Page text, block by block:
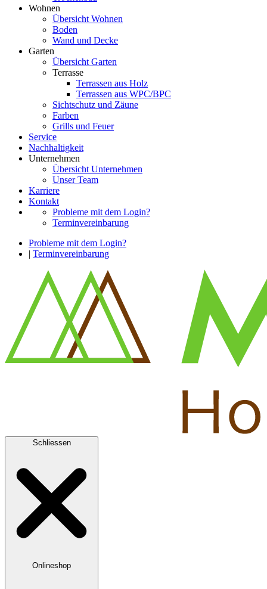
Wohnen
Übersicht Wohnen
Boden
Wand und Decke
Garten
Übersicht Garten
Terrasse
Terrassen aus Holz
Terrassen aus WPC/BPC
Sichtschutz und Zäune
Farben
Grills und Feuer
Service
Nachhaltigkeit
Unternehmen
Übersicht Unternehmen
Unser Team
Karriere
Kontakt
Probleme mit dem Login?
Terminvereinbarung
Probleme mit dem Login?
| Terminvereinbarung
Schliessen
Onlineshop